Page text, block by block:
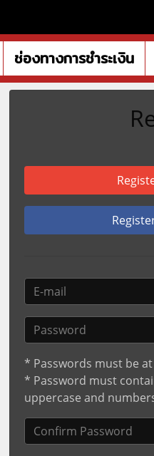
ช่องทางการชำระเงิน
* Passwords must be
* Password must
uppercase and